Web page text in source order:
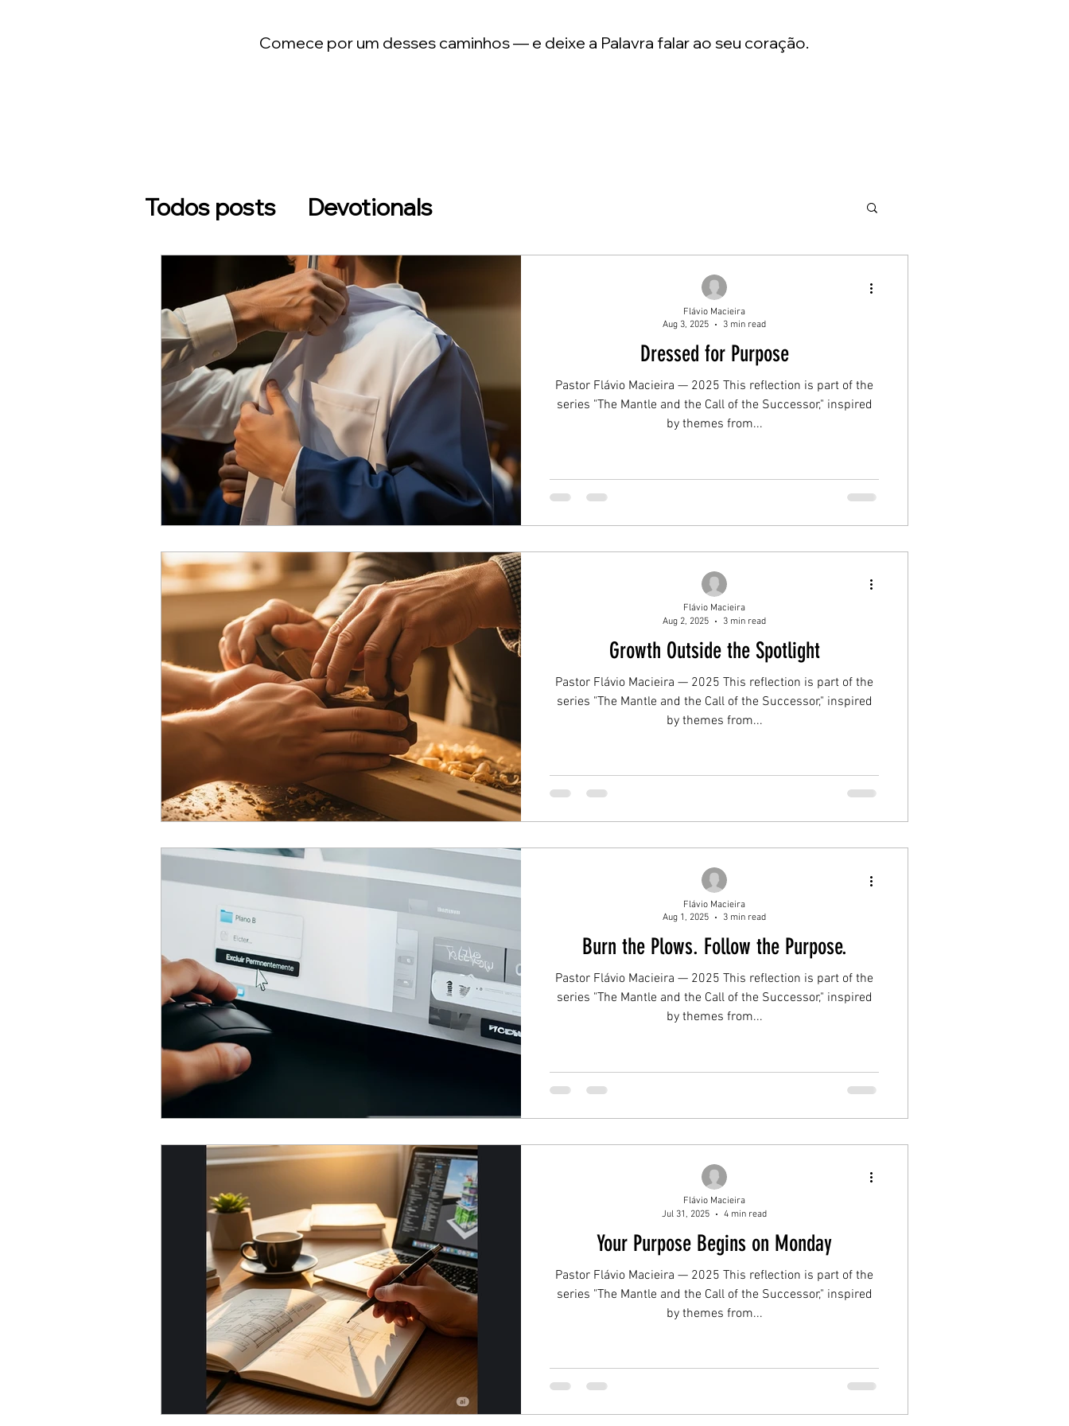
Comece por um desses caminhos — e deixe a Palavra falar ao seu coração.
Todos posts Devotionals
Dressed for Purpose
Pastor Flávio Macieira — 2025 This reflection is part of the
series "The Mantle and the Call of the Successor," inspired
by themes from...
Flávio Macieira
Aug 3, 2025
3 min read
Growth Outside the Spotlight
Pastor Flávio Macieira — 2025 This reflection is part of the
series "The Mantle and the Call of the Successor," inspired
by themes from...
Flávio Macieira
Aug 2, 2025
3 min read
Burn the Plows. Follow the Purpose.
Pastor Flávio Macieira — 2025 This reflection is part of the
series "The Mantle and the Call of the Successor," inspired
by themes from...
Flávio Macieira
Aug 1, 2025
3 min read
Your Purpose Begins on Monday
Pastor Flávio Macieira — 2025 This reflection is part of the
series "The Mantle and the Call of the Successor," inspired
by themes from...
Flávio Macieira
Jul 31, 2025
4 min read